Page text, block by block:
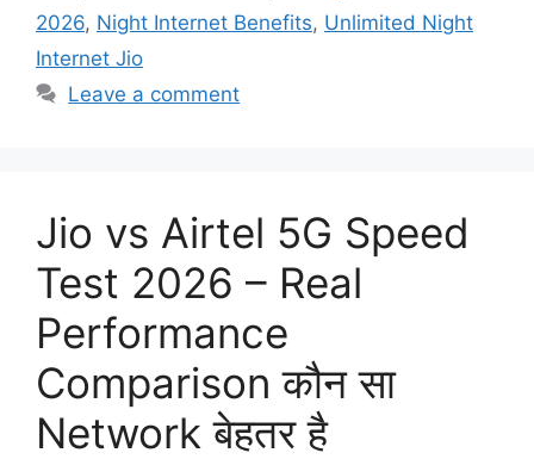
2026, Night Internet Benefits, Unlimited Night
Internet Jio
Leave a comment
Jio vs Airtel 5G Speed
Test 2026 – Real
Performance
Comparison कौन सा
Network बेहतर है